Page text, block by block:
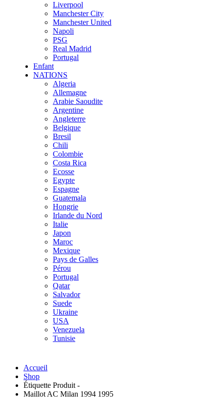
Liverpool
Manchester City
Manchester United
Napoli
PSG
Real Madrid
Portugal
Enfant
NATIONS
Algeria
Allemagne
Arabie Saoudite
Argentine
Angleterre
Belgique
Bresil
Chili
Colombie
Costa Rica
Ecosse
Egypte
Espagne
Guatemala
Hongrie
Irlande du Nord
Italie
Japon
Maroc
Mexique
Pays de Galles
Pérou
Portugal
Qatar
Salvador
Suede
Ukraine
USA
Venezuela
Tunisie
Accueil
Shop
Étiquette Produit -
Maillot AC Milan 1994 1995